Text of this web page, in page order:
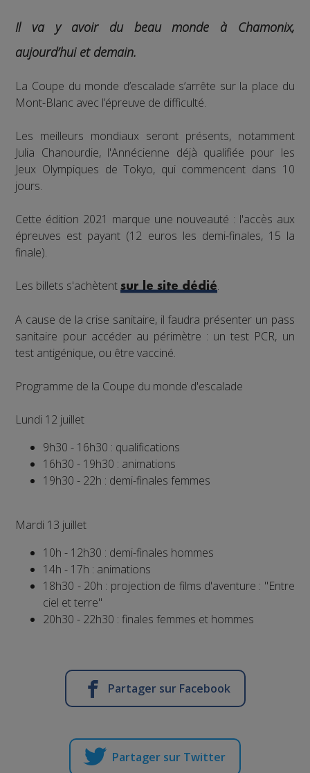
Il va y avoir du beau monde à Chamonix,
aujourd’hui et demain.
La Coupe du monde d’escalade s’arrête sur la place du
Mont-Blanc avec l’épreuve de difficulté.
Les meilleurs mondiaux seront présents, notamment
Julia Chanourdie, l'Annécienne déjà qualifiée pour les
Jeux Olympiques de Tokyo, qui commencent dans 10
jours.
Cette édition 2021 marque une nouveauté : l'accès aux
épreuves est payant (12 euros les demi-finales, 15 la
finale).
Les billets s'achètentsur le site dédié.
A cause de la crise sanitaire, il faudra présenter un pass
sanitaire pour accéder au périmètre : un test PCR, un
test antigénique, ou être vacciné.
Programme de la Coupe du monde d'escalade
Lundi 12 juillet
9h30 - 16h30 : qualifications
16h30 - 19h30 : animations
19h30 - 22h : demi-finales femmes
Mardi 13 juillet
10h - 12h30 : demi-finales hommes
14h - 17h : animations
18h30 - 20h : projection de films d'aventure : "Entre
ciel et terre"
20h30 - 22h30 : finales femmes et hommes
Partager sur Facebook
Partager sur Twitter